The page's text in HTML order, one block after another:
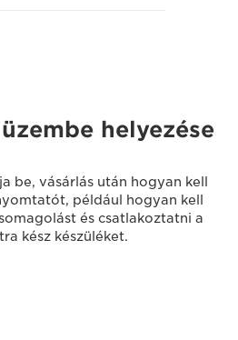
helyezése
be, vásárlás után hogyan kell
például hogyan kell
és csatlakoztatni a
kész készüléket.